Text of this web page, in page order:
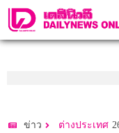
ข่าว ต่างประเทศ